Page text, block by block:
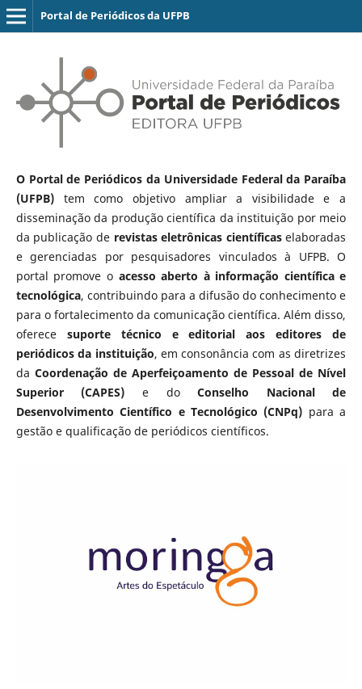
Portal de Periódicos da UFPB
O Portal de Periódicos da Universidade Federal da Paraíba
(UFPB)tem como objetivo ampliar a visibilidade e a
disseminação da produção científica da instituição por meio
da publicação de revistas eletrônicas científicaselaboradas
e gerenciadas por pesquisadores vinculados à UFPB. O
portal promove o acesso aberto à informação científica e
tecnológica, contribuindo para a difusão do conhecimento e
para o fortalecimento da comunicação científica. Além disso,
oferece suporte técnico e editorial aos editores de
periódicos da instituição, em consonância com as diretrizes
da Coordenação de Aperfeiçoamento de Pessoal de Nível
Superior (CAPES) e doConselho Nacional de
Desenvolvimento Científico e Tecnológico (CNPq) para a
gestão e qualificação de periódicos científicos.